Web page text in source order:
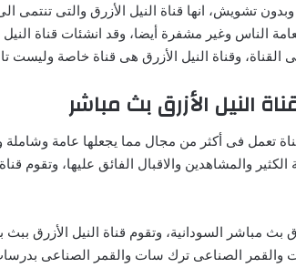
تشويش، انها قناة النيل الأزرق والتى تنتمى
الناس وغير مشفرة أيضا، وقد انشئات قناة
القناة، وقناة النيل الأزرق هى قناة خاصة وليست
النيل الأزرق بث مباشر
تعمل فى أكثر من مجال مما يجعلها عامة
والمشاهدين والاقبال الفائق عليها، وتقوم
بث مباشر السودانية، وتقوم قناة النيل الأزرق
والقمر الصناعى ترك سات والقمر الصناعى